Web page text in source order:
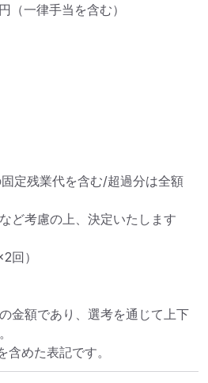
一律手当を含む）
定残業代を含む/超過分は全額
ど考慮の上、決定いたします
回）
金額であり、選考を通じて上下
めた表記です。